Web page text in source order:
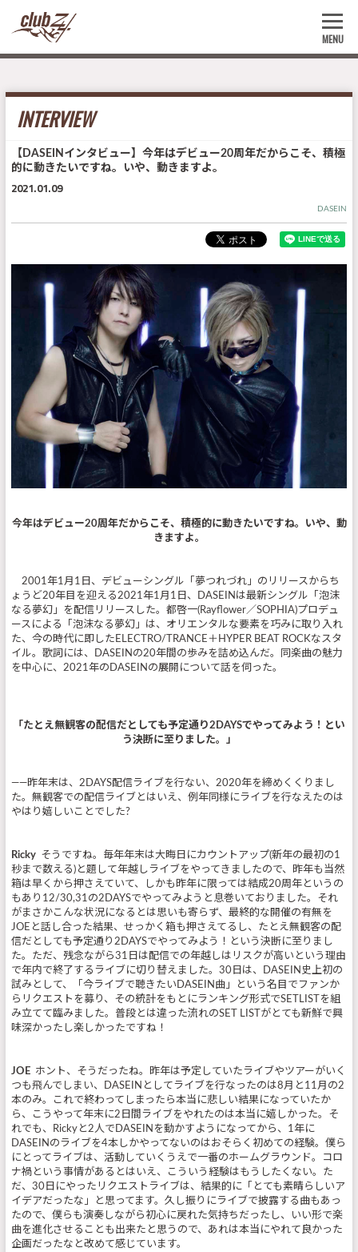
MENU
INTERVIEW
【DASEINインタビュー】今年はデビュー20周年だからこそ、積極
的に動きたいですね。いや、動きますよ。
2021.01.09
DASEIN
今年はデビュー20周年だからこそ、積極的に動きたいですね。いや、動
きますよ。
2001年1月1日、デビューシングル「夢つれづれ」のリリースからち
ょうど20年目を迎える2021年1月1日、DASEINは最新シングル「泡沫
なる夢幻」を配信リリースした。都啓一(Rayflower／SOPHIA)プロデュ
ースによる「泡沫なる夢幻」は、オリエンタルな要素を巧みに取り入れ
た、今の時代に即したELECTRO/TRANCE＋HYPER BEAT ROCKなスタ
イル。歌詞には、DASEINの20年間の歩みを詰め込んだ。同楽曲の魅力
を中心に、2021年のDASEINの展開について話を伺った。
「たとえ無観客の配信だとしても予定通り2DAYSでやってみよう！とい
う決断に至りました。」
――昨年末は、2DAYS配信ライブを行ない、2020年を締めくくりまし
た。無観客での配信ライブとはいえ、例年同様にライブを行なえたのは
やはり嬉しいことでした?
Ricky そうですね。毎年年末は大晦日にカウントアップ(新年の最初の1
秒まで数える)と題して年越しライブをやってきましたので、昨年も当然
箱は早くから押さえていて、しかも昨年に限っては結成20周年というの
もあり12/30,31の2DAYSでやってみようと息巻いておりました。それ
がまさかこんな状況になるとは思いも寄らず、最終的な開催の有無を
JOEと話し合った結果、せっかく箱も押さえてるし、たとえ無観客の配
信だとしても予定通り2DAYSでやってみよう！という決断に至りまし
た。ただ、残念ながら31日は配信での年越しはリスクが高いという理由
で年内で終了するライブに切り替えました。30日は、DASEIN史上初の
試みとして、「今ライブで聴きたいDASEIN曲」という名目でファンか
らリクエストを募り、その統計をもとにランキング形式でSETLISTを組
み立てて臨みました。普段とは違った流れのSET LISTがとても新鮮で興
味深かったし楽しかったですね！
JOE ホント、そうだったね。昨年は予定していたライブやツアーがいく
つも飛んでしまい、DASEINとしてライブを行なったのは8月と11月の2
本のみ。これで終わってしまったら本当に悲しい結果になっていたか
ら、こうやって年末に2日間ライブをやれたのは本当に嬉しかった。そ
れでも、Rickyと2人でDASEINを動かすようになってから、1年に
DASEINのライブを4本しかやってないのはおそらく初めての経験。僕ら
にとってライブは、活動していくうえで一番のホームグラウンド。コロ
ナ禍という事情があるとはいえ、こういう経験はもうしたくない。た
だ、30日にやったリクエストライブは、結果的に「とても素晴らしいア
イデアだったな」と思ってます。久し振りにライブで披露する曲もあっ
たので、僕らも演奏しながら初心に戻れた気持ちだったし、いい形で楽
曲を進化させることも出来たと思うので、あれは本当にやれて良かった
企画だったなと改めて感じています。